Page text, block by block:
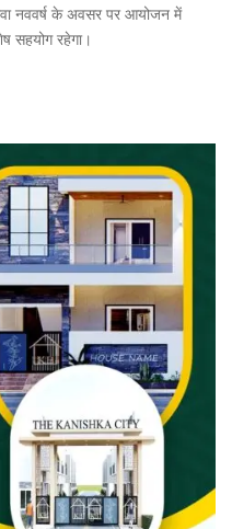
नववर्ष के अवसर पर आयोजन में
सहयोग रहेगा।